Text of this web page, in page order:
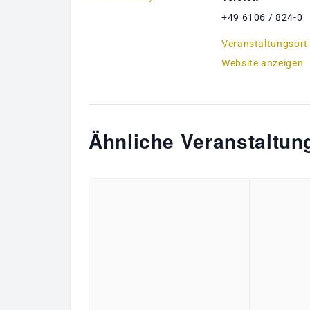
+49 6106 / 824-0
Veranstaltungsort-
Website anzeigen
Ähnliche